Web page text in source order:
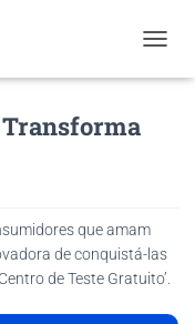
O
A
Transforma
que amam
de conquistá-las
de Teste Gratuito’.